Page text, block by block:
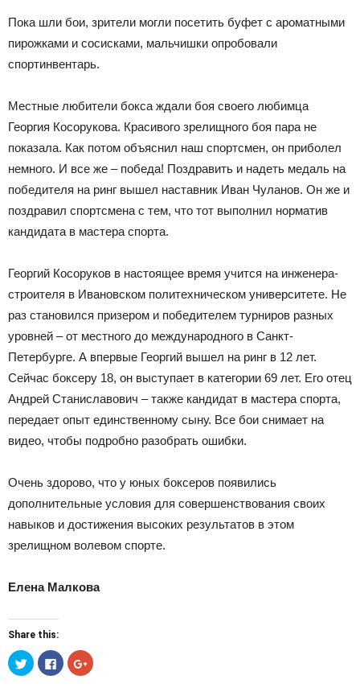
Пока шли бои, зрители могли посетить буфет с ароматными
пирожками и сосисками, мальчишки опробовали
спортинвентарь.
Местные любители бокса ждали боя своего любимца
Георгия Косорукова. Красивого зрелищного боя пара не
показала. Как потом объяснил наш спортсмен, он приболел
немного. И все же – победа! Поздравить и надеть медаль на
победителя на ринг вышел наставник Иван Чуланов. Он же и
поздравил спортсмена с тем, что тот выполнил норматив
кандидата в мастера спорта.
Георгий Косоруков в настоящее время учится на инженера-
строителя в Ивановском политехническом университете. Не
раз становился призером и победителем турниров разных
уровней – от местного до международного в Санкт-
Петербурге. А впервые Георгий вышел на ринг в 12 лет.
Сейчас боксеру 18, он выступает в категории 69 лет. Его отец
Андрей Станиславович – также кандидат в мастера спорта,
передает опыт единственному сыну. Все бои снимает на
видео, чтобы подробно разобрать ошибки.
Очень здорово, что у юных боксеров появились
дополнительные условия для совершенствования своих
навыков и достижения высоких результатов в этом
зрелищном волевом спорте.
Елена Малкова
Share this:
Нажмите,
чтобы
поделиться
Нажмите
здесь,
чтобы
Нажмите,
чтобы